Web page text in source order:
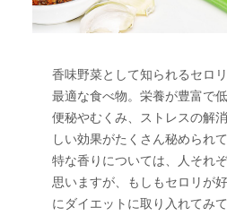
香味野菜として知られるセロ
最適な食べ物。栄養が豊富で
便秘やむくみ、ストレスの解
しい効果がたくさん秘められ
特な香りについては、人それ
思いますが、もしもセロリが
にダイエットに取り入れてみ